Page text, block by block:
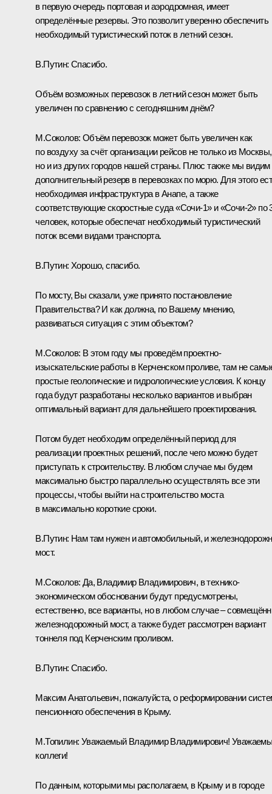
в первую очередь портовая и аэродромная, имеет
определённые резервы. Это позволит уверенно обеспечить
необходимый туристический поток в летний сезон.
В.Путин: Спасибо.
Объём возможных перевозок в летний сезон может быть
увеличен по сравнению с сегодняшним днём?
М.Соколов: Объём перевозок может быть увеличен как
по воздуху за счёт организации рейсов не только из Москвы,
но и из других городов нашей страны. Плюс также мы видим
дополнительный резерв в перевозках по морю. Для этого
необходимая инфраструктура в Анапе, а также
соответствующие скоростные суда «Сочи-1» и «Сочи-2» по
человек, которые обеспечат необходимый туристический
поток всеми видами транспорта.
В.Путин: Хорошо, спасибо.
По мосту, Вы сказали, уже принято постановление
Правительства? И как должна, по Вашему мнению,
развиваться ситуация с этим объектом?
М.Соколов: В этом году мы проведём проектно-
изыскательские работы в Керченском проливе, там не
простые геологические и гидрологические условия. К концу
года будут разработаны несколько вариантов и выбран
оптимальный вариант для дальнейшего проектирования.
Потом будет необходим определённый период для
реализации проектных решений, после чего можно будет
приступать к строительству. В любом случае мы будем
максимально быстро параллельно осуществлять все эти
процессы, чтобы выйти на строительство моста
в максимально короткие сроки.
В.Путин: Нам там нужен и автомобильный, и
мост.
М.Соколов: Да, Владимир Владимирович, в технико-
экономическом обосновании будут предусмотрены,
естественно, все варианты, но в любом случае –
железнодорожный мост, а также будет рассмотрен вариант
тоннеля под Керченским проливом.
В.Путин: Спасибо.
Максим Анатольевич, пожалуйста, о реформировании
пенсионного обеспечения в Крыму.
М.Топилин: Уважаемый Владимир Владимирович!
коллеги!
По данным, которыми мы располагаем, в Крыму и в городе